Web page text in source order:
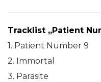
Tracklist „Patient
1. Patient Number 9
2. Immortal
3. Parasite